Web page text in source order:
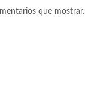
que mostrar.